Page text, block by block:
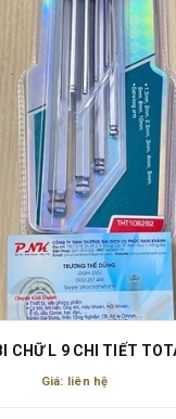
Giá: liên hệ